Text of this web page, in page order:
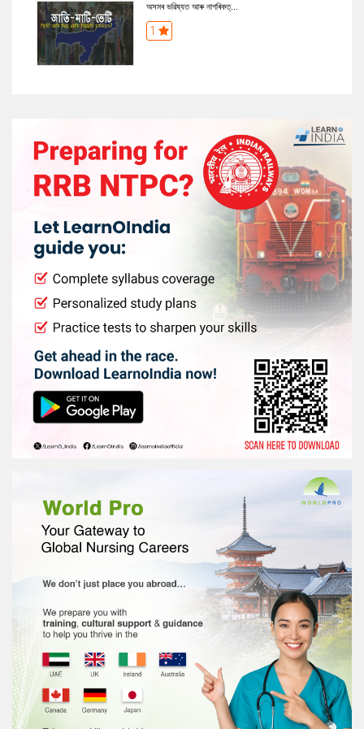
অসমৰ ভৱিষ্যত আৰু নাগৰিকত্...
1